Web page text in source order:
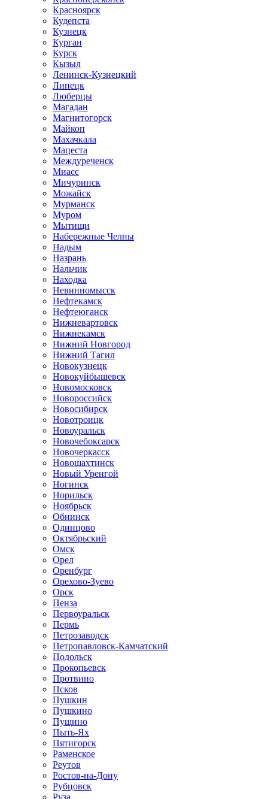
Красноярск
Кудепста
Кузнецк
Курган
Курск
Кызыл
Ленинск-Кузнецкий
Липецк
Люберцы
Магадан
Магнитогорск
Майкоп
Махачкала
Мацеста
Междуреченск
Миасс
Мичуринск
Можайск
Мурманск
Муром
Мытищи
Набережные Челны
Надым
Назрань
Нальчик
Находка
Невинномысск
Нефтекамск
Нефтеюганск
Нижневартовск
Нижнекамск
Нижний Новгород
Нижний Тагил
Новокузнецк
Новокуйбышевск
Новомосковск
Новороссийск
Новосибирск
Новотроицк
Новоуральск
Новочебоксарск
Новочеркасск
Новошахтинск
Новый Уренгой
Ногинск
Норильск
Ноябрьск
Обнинск
Одинцово
Октябрьский
Омск
Орел
Оренбург
Орехово-Зуево
Орск
Пенза
Первоуральск
Пермь
Петрозаводск
Петропавловск-Камчатский
Подольск
Прокопьевск
Протвино
Псков
Пушкин
Пушкино
Пущино
Пыть-Ях
Пятигорск
Раменское
Реутов
Ростов-на-Дону
Рубцовск
Руза